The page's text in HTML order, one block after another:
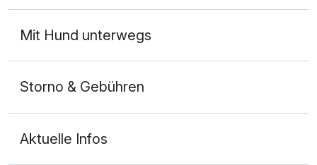
Mit Hund unterwegs
Storno & Gebühren
Aktuelle Infos